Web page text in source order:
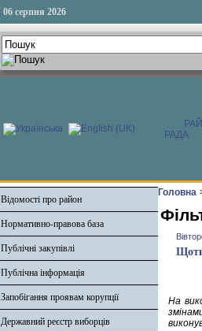
06 серпня 2026
РАДА
Відомості про район
Нормативно-правова база
Публічні закупівлі
Публічна інформація
Запобігання проявам корупції
Державний реєстр виборців
Головна
На